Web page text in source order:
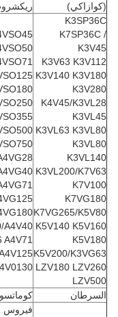
(كوازاكي)
K3SP36C
K7SP36C /
K3V45
K3V63 K3V112
K3V140 K3V180
K3V280
K4V45/K3VL28
K3VL45
K3VL63 K3VL80
K3VL80
K3VL140
K3VL200/K7V63
K7V100
K7VG180
K7VG265/K5V80
K5V140 K5V160
K5V180
K5V200/K3VG63
LZV180 LZV260
LZV500
A4VG40
A4V40
A4V71
A4V125
السرطان كوماتسو
فيروس